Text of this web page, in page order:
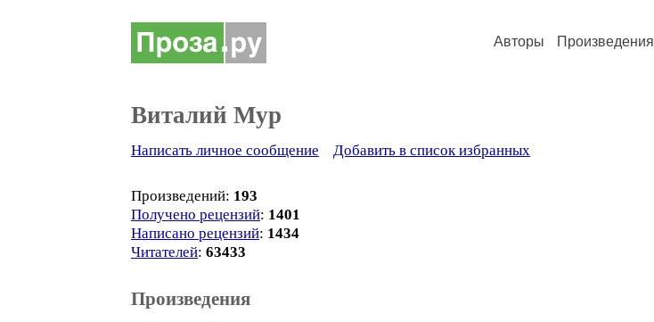
Авторы Произведения
Виталий Мур
Написать личное сообщение Добавить в список избранных
Произведений: 193
Получено рецензий: 1401
Написано рецензий: 1434
Читателей: 63433
Произведения